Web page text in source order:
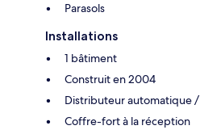
Parasols
Installations
1 bâtiment
Construit en 2004
Distributeur automatique /
Coffre-fort à la réception